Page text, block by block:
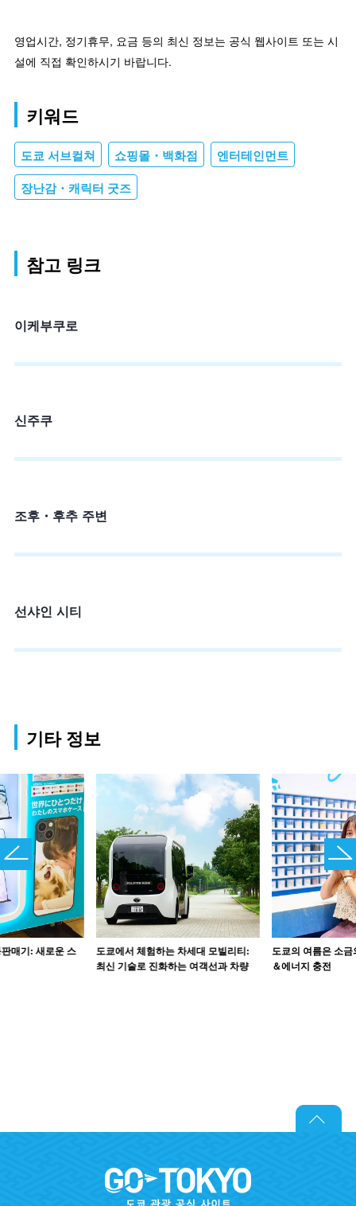
영업시간, 정기휴무, 요금 등의 최신 정보는 공식 웹사이트 또는 시
설에 직접 확인하시기 바랍니다.
키워드
도쿄 서브컬쳐 쇼핑몰・백화점 엔터테인먼트
장난감・캐릭터 굿즈
참고 링크
이케부쿠로
신주쿠
조후・후추 주변
선샤인 시티
기타 정보
매기: 새로운 스
도쿄에서 체험하는 차세대 모빌리티:
최신 기술로 진화하는 여객선과 차량
도쿄의 여름은 소
＆에너지 충전